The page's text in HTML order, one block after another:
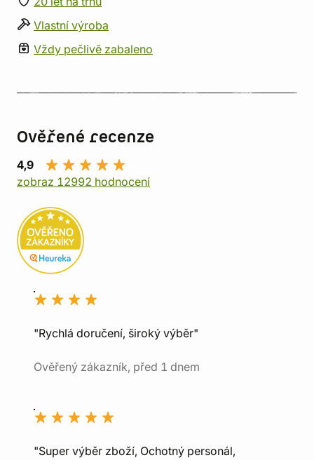
Vlastní výroba
Vždy pečlivě zabaleno
Ověřené recenze
4,9
zobraz 12992 hodnocení
"Rychlá doručení, široký výběr"
Ověřený zákazník, před 1 dnem
"Super výběr zboží, Ochotný personál,